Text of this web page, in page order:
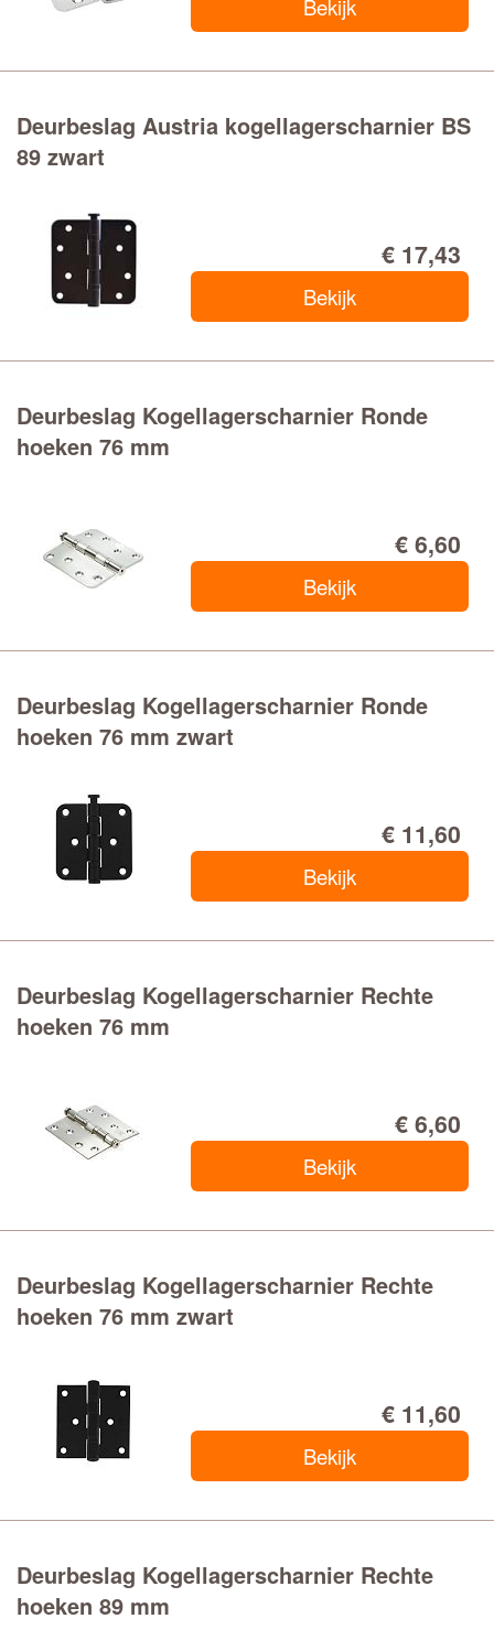
Bekijk
Deurbeslag Austria kogellagerscharnier BS
89 zwart
€ 17,43
Bekijk
Deurbeslag Kogellagerscharnier Ronde
hoeken 76 mm
€ 6,60
Bekijk
Deurbeslag Kogellagerscharnier Ronde
hoeken 76 mm zwart
€ 11,60
Bekijk
Deurbeslag Kogellagerscharnier Rechte
hoeken 76 mm
€ 6,60
Bekijk
Deurbeslag Kogellagerscharnier Rechte
hoeken 76 mm zwart
€ 11,60
Bekijk
Deurbeslag Kogellagerscharnier Rechte
hoeken 89 mm